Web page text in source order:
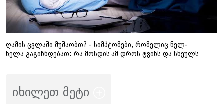
ღამის ცვლაში მუშაობთ? - სიმპტომები, რომელიც ნელ-
ნელა გაგიჩნდებათ: რა მოსდის ამ დროს ტვინს და სხეულს
იხილეთ მეტი